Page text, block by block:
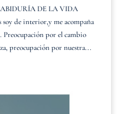
DE LA VIDA
soy de interior,y me acompaña
Preocupación por el cambio
preocupación por nuestra...